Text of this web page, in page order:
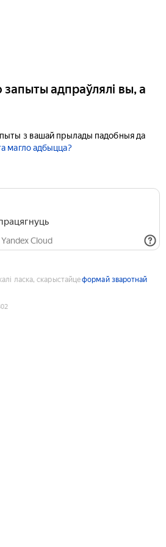
адпраўлялі вы, а
з вашай прылады падобныя да
магло адбыцца?
Cloud
ласка, скарыстайцеформай зваротнай